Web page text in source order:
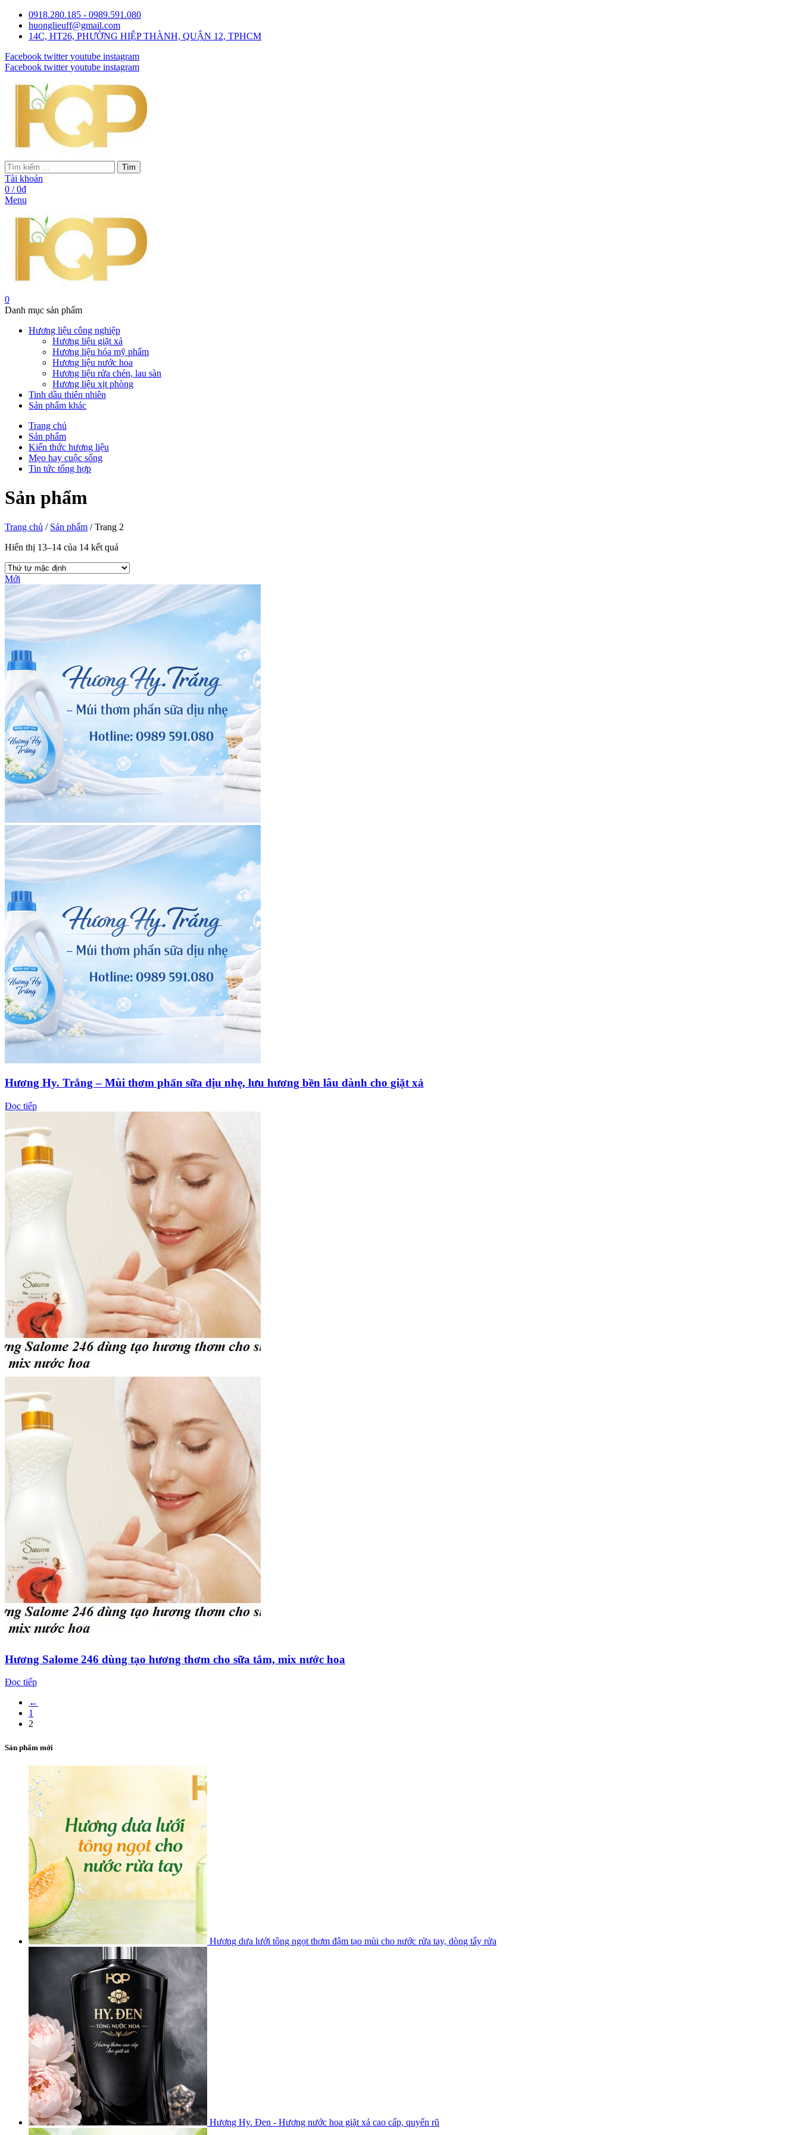
0918.280.185 - 0989.591.080
huonglieuff@gmail.com
14C, HT26, PHƯỜNG HIỆP THÀNH, QUẬN 12, TPHCM
Facebook twitter youtube instagram
Facebook twitter youtube instagram
Tìm
Tài khoản
0 / 0₫
Menu
0
Danh mục sản phẩm
Hương liệu công nghiệp
Hương liệu giặt xả
Hương liệu hóa mỹ phẩm
Hương liệu nước hoa
Hương liệu rửa chén, lau sàn
Hương liệu xịt phòng
Tinh dầu thiên nhiên
Sản phẩm khác
Trang chủ
Sản phẩm
Kiến thức hương liệu
Mẹo hay cuộc sống
Tin tức tổng hợp
Sản phẩm
Trang chủ / Sản phẩm / Trang 2
Hiển thị 13–14 của 14 kết quả
Mới
Hương Hy. Trắng – Mùi thơm phấn sữa dịu nhẹ, lưu hương bền lâu dành cho giặt xả
Đọc tiếp
Hương Salome 246 dùng tạo hương thơm cho sữa tắm, mix nước hoa
Đọc tiếp
←
1
2
Sản phẩm mới
Hương dưa lưới tông ngọt thơm đậm tạo mùi cho nước rửa tay, dòng tẩy rửa
Hương Hy. Đen - Hương nước hoa giặt xả cao cấp, quyến rũ